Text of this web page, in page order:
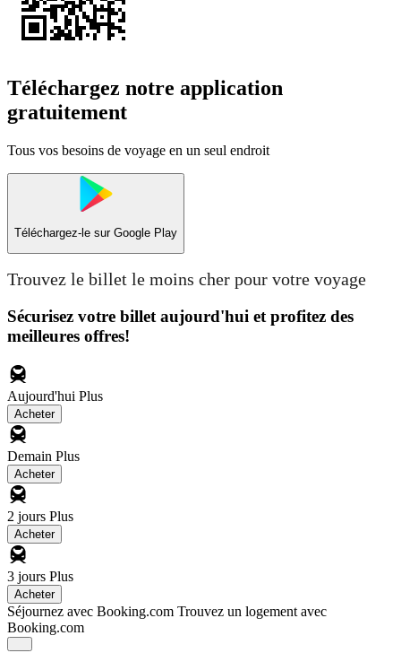
Téléchargez notre application
gratuitement
Tous vos besoins de voyage en un seul endroit
Téléchargez-le sur Google Play
Trouvez le billet le moins cher pour votre voyage
Sécurisez votre billet aujourd'hui et profitez des
meilleures offres!
Aujourd'hui Plus
Acheter
Demain Plus
Acheter
2 jours Plus
Acheter
3 jours Plus
Acheter
Séjournez avec Booking.com Trouvez un logement avec
Booking.com